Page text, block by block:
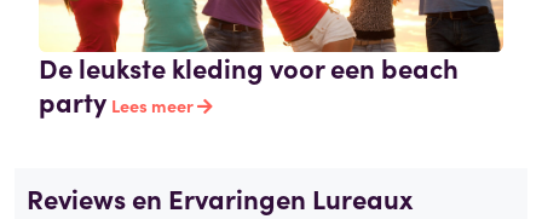
De leukste kleding voor een beach
party Lees meer
Reviews en Ervaringen Lureaux